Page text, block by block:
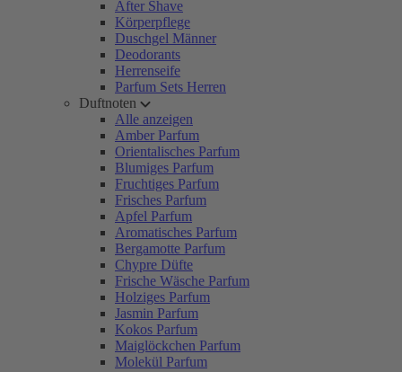
After Shave
Körperpflege
Duschgel Männer
Deodorants
Herrenseife
Parfum Sets Herren
Duftnoten
Alle anzeigen
Amber Parfum
Orientalisches Parfum
Blumiges Parfum
Fruchtiges Parfum
Frisches Parfum
Apfel Parfum
Aromatisches Parfum
Bergamotte Parfum
Chypre Düfte
Frische Wäsche Parfum
Holziges Parfum
Jasmin Parfum
Kokos Parfum
Maiglöckchen Parfum
Molekül Parfum